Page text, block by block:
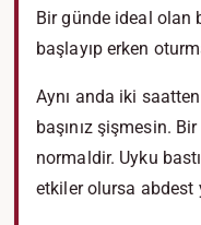
Bir günde ideal olan
başlayıp erken
Aynı anda iki
başınız şişmesin.
normaldir. Uyku
etkiler olursa abdest